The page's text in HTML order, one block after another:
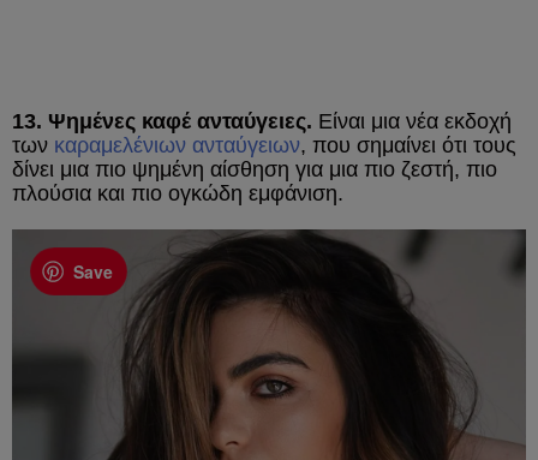
13. Ψημένες καφέ ανταύγειες. Είναι μια νέα εκδοχή
των καραμελένιων ανταύγειων, που σημαίνει ότι τους
δίνει μια πιο ψημένη αίσθηση για μια πιο ζεστή, πιο
πλούσια και πιο ογκώδη εμφάνιση.
Save